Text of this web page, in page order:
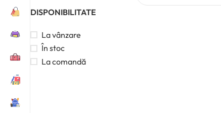
DISPONIBILITATE
La vânzare
În stoc
La comandă